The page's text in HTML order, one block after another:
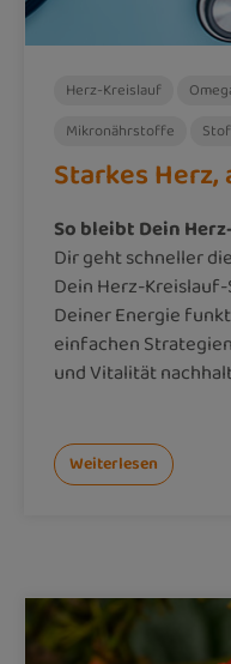
Herz-Kreislauf
Mikronährstoffe
Starkes
So bleibt Dein
Dir geht schneller
Dein Herz-
Deiner Energie
einfachen
und Vitalität
Weiterlesen